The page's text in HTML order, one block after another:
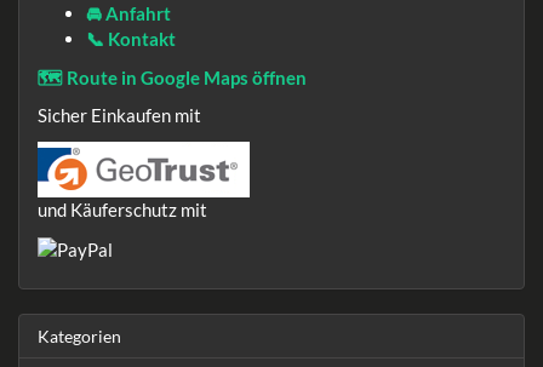
🚘 Anfahrt
📞 Kontakt
🗺️ Route in Google Maps öffnen
Sicher Einkaufen mit
und Käuferschutz mit
Kategorien